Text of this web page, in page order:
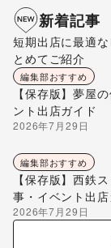
新着記事
短期出店に最適
とめてご紹介
編集部おすすめ
【保存版】夢屋
ント出店ガイド
2026年7月29日
編集部おすすめ
【保存版】西鉄
事・イベント出店
2026年7月29日